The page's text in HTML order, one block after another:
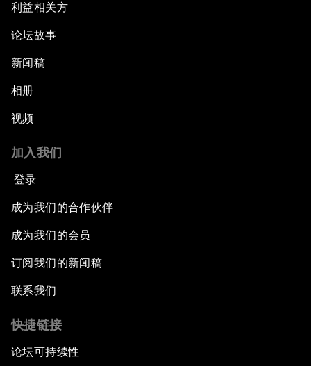
利益相关方
论坛故事
新闻稿
相册
视频
加入我们
登录
成为我们的合作伙伴
成为我们的会员
订阅我们的新闻稿
联系我们
快捷链接
论坛可持续性